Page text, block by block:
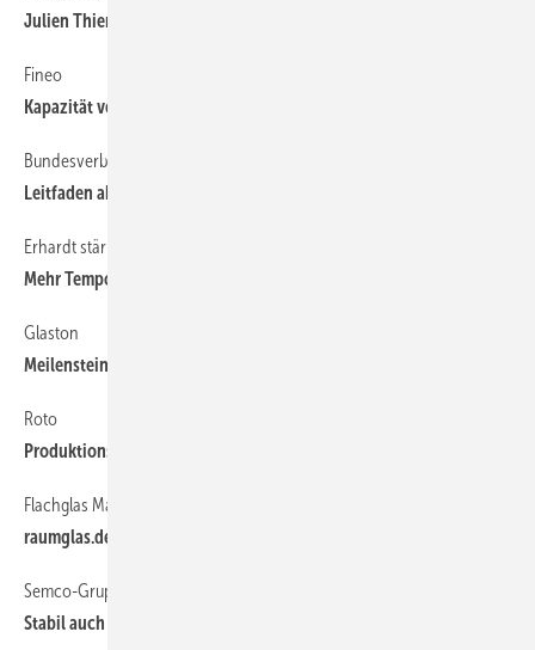
Julien Thiery an Bord
Fineo
Kapazität vervierfacht
Bundesverband Flachglas
Leitfaden aktualisiert
Erhardt stärkt Fachpartner
Mehr Tempo, mehr Auswahl
Glaston
Meilenstein erreicht
Roto
Produktionsfläche in den USA verdoppelt
Flachglas MarkenKreis
raumglas.de gelauncht
Semco-Gruppe
Stabil auch im Gegenwind